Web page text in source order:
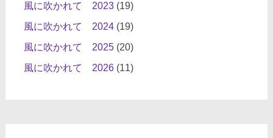
風に吹かれて 2023(19)
風に吹かれて 2024(19)
風に吹かれて 2025(20)
風に吹かれて 2026(11)